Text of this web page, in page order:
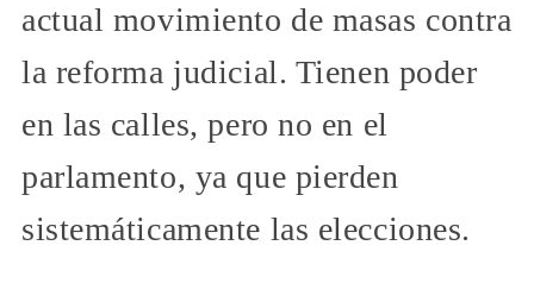
actual movimiento de masas contra
la reforma judicial. Tienen poder
en las calles, pero no en el
parlamento, ya que pierden
sistemáticamente las elecciones.